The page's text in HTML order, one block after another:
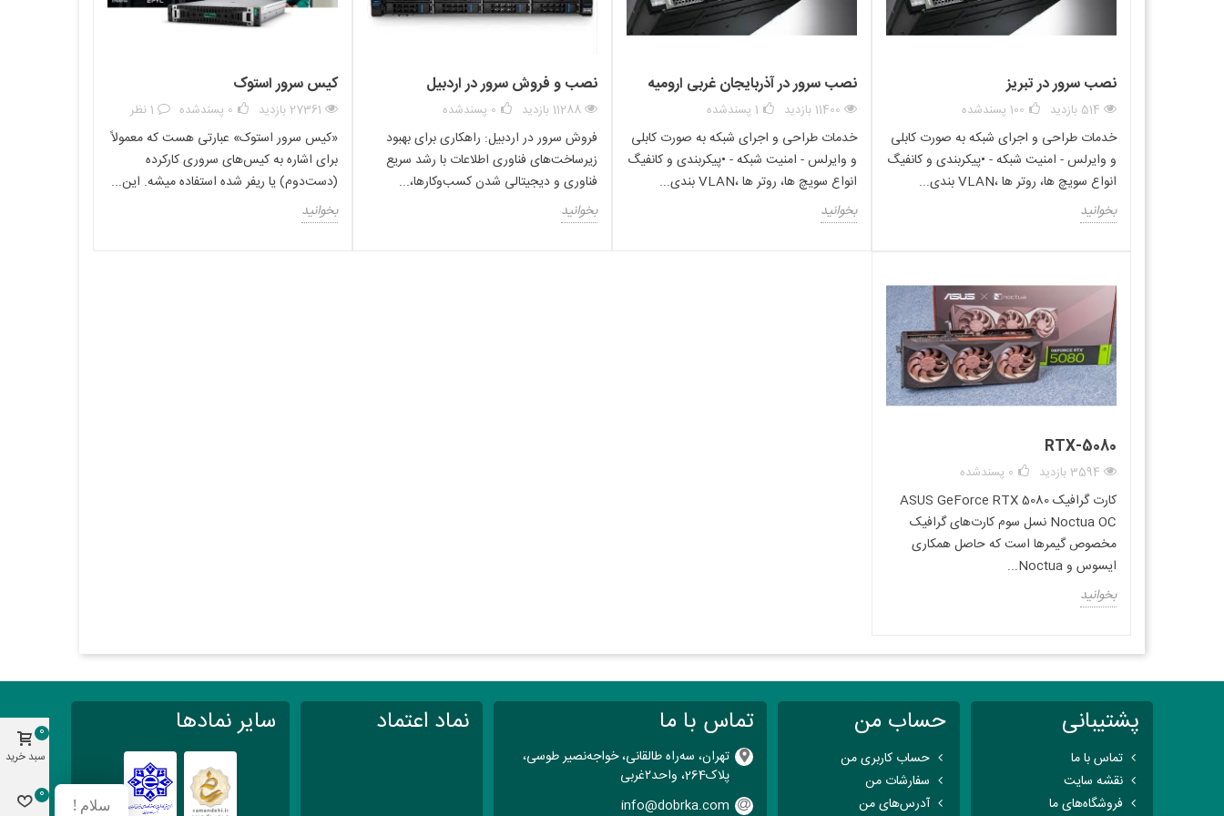
نصب سرور در تبریز
514 بازدید 100 پسندشده
خدمات طراحی و اجرای شبکه به صورت کابلی
و وایرلس - امنیت شبکه - •پیکربندی و کانفیگ
انواع سویچ ها، روتر ها ،VLAN بندی...
بخوانید
نصب سرور در آذربایجان غربی ارومیه
11400 بازدید 1 پسندشده
خدمات طراحی و اجرای شبکه به صورت کابلی
و وایرلس - امنیت شبکه - •پیکربندی و کانفیگ
انواع سویچ ها، روتر ها ،VLAN بندی...
بخوانید
نصب و فروش سرور در اردبیل
11288 بازدید 0 پسندشده
فروش سرور در اردبیل: راهکاری برای بهبود
زیرساخت‌های فناوری اطلاعات با رشد سریع
فناوری و دیجیتالی شدن کسب‌وکارها،...
بخوانید
کیس سرور استوک
27361 بازدید 0 پسندشده 1 نظر
«کیس سرور استوک» عبارتی هست که معمولاً
برای اشاره به کیس‌های سروری کارکرده
(دست‌دوم) یا ریفر شده استفاده میشه. این...
بخوانید
RTX-5080
3594 بازدید 0 پسندشده
کارت گرافیک ASUS GeForce RTX 5080
Noctua OC نسل سوم کارت‌های گرافیک
مخصوص گیمرها است که حاصل همکاری
ایسوس و Noctua...
بخوانید
پشتیبانی
تماس با ما
نقشه سایت
فروشگاه‌های ما
حساب من
حساب کاربری من
سفارشات من
آدرس‌های من
تماس با ما
تهران، سه‌راه طالقانی، خواجه‌نصیر طوسی،
پلاک264، واحد۲‌غربی
info@dobrka.com
نماد اعتماد سایر نمادها
سبد خرید
0
0
سلام !